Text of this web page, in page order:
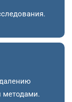
методами.